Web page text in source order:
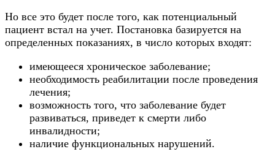
Но все это будет после того, как потенциальный
пациент встал на учет. Постановка базируется на
определенных показаниях, в число которых входят:
имеющееся хроническое заболевание;
необходимость реабилитации после проведения
лечения;
возможность того, что заболевание будет
развиваться, приведет к смерти либо
инвалидности;
наличие функциональных нарушений.